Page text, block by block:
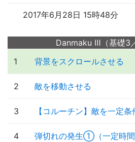
2017年6月28日 15時48分
Danmaku Ⅲ（基礎3
1
背景をスクロールさせる
2 敵を移動させる
3 【コルーチン】敵を一定
4 弾切れの発生①（一定時間